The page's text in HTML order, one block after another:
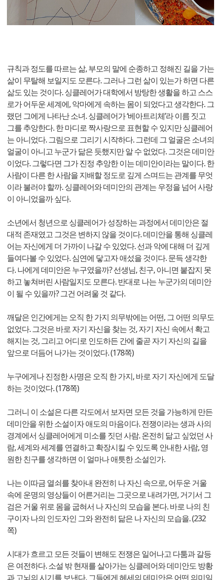
규칙과 정도를 따르는 삶, 부모의 말에 순종하고 정해진 길을 가는
삶이 무탈해 보일지도 모른다. 그러나 그런 삶이 있는가 하면 다른
삶도 있는 것이다. 싱클레어가 대학에서 방탕한 생활을 하고 스스
로가 어두운 세계에, 악마에게 속하는 몸이 되었다고 생각한다. 그
랬던 그에게 나타난 소녀. 싱클레어가 ‘베아트리체’라 이름 짓고
그를 추앙한다. 한 마디로 짝사랑으로 표현할 수 있지만 싱클레어
는 아니었다. 그림으로 그리기 시작하다. 그런데 그 얼굴은 소녀의
얼굴이 아니고 누군가 닮은 듯했지만 알 수 없었다. 그것은 데미안
이었다. 그렇다면 그가 진정 추앙한 이는 데미안이라는 말이다. 한
사람이 다른 한 사람을 지배할 정도로 깊게 스며드는 관계를 무엇
이라 불러야 할까. 싱클레어와 데미안의 관계는 우정을 넘어 사랑
이 아니었을까 싶다.
소년에서 청년으로 싱클레어가 성장하는 과정에서 데미안은 절
대적 존재였고 그것은 변하지 않을 것이다. 데미안을 통해 싱클레
어는 자신에게 더 가까이 나갈 수 있었다. 선과 악에 대해 더 깊게
들여다볼 수 있었다. 심연에 닿고자 애섰을 것이다. 문득 생각한
다. 나에게 데미안은 누구였을까? 선생님, 친구, 아니면 붙잡지 못
하고 놓쳐버린 사람일지도 모른다. 반대로 나는 누군가의 데미안
이 될 수 있을까? 그건 어려울 것 같다.
깨달은 인간에게는 오직 한 가지 의무밖에는 어떤, 그 어떤 의무도
없었다. 그것은 바로 자기 자신을 찾는 것, 자기 자신 속에서 확고
해지는 것, 그리고 어디로 인도하든 간에 줄곧 자기 자신의 길을
앞으로 더듬어 나가는 것이었다. (178쪽)
누구에게나 진정한 사명은 오직 한 가지, 바로 자기 자신에게 도달
하는 것이었다. (178쪽)
그러니 이 소설은 다른 각도에서 보자면 모든 것을 가능하게 만든
데미안을 위한 소설이자 애도의 마음이다. 전쟁이라는 생과 사의
경계에서 싱클레어에게 미소를 짓던 사람. 온전히 닮고 싶었던 사
람, 세계와 세계를 연결하고 확장시킬 수 있도록 안내한 사람, 영
원한 친구를 생각하면 이 얼마나 애틋한 소설인가.
나는 이따금 열쇠를 찾아내 완전히 나 자신 속으로, 어두운 거울
속에 운명의 영상들이 어른거리는 그곳으로 내려가면, 거기서 그
검은 거울 위로 몸을 굽혀서 나 자신의 모습을 본다. 바로 나의 친
구이자 나의 인도자인 그와 완전히 닮은 나 자신의 모습을. (232
쪽)
시대가 흐르고 모든 것들이 변해도 전쟁은 일어나고 다툼과 갈등
은 여전하다. 소설 밖 현재를 살아가는 싱클레어와 데미안도 방황
과 고뇌의 시기를 보낸다. 그들에게 헤세의 데미안은 어떤 의미일